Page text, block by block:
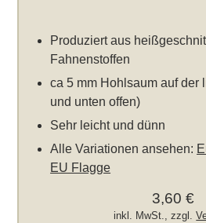
Produziert aus
Fahnenstoffen
ca 5 mm Hohlsaum auf der
und unten offen)
Sehr leicht und dünn
Alle Variationen ansehen:
EU Flagge
3,60 €
inkl. MwSt., zzgl.